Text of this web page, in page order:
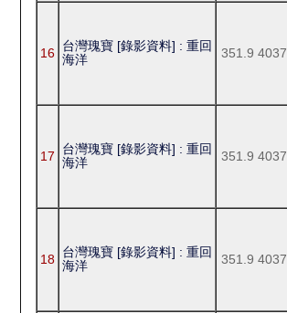
16 台灣瑰寶 [錄影資料] : 重回
海洋
351.9 4037
17
台灣瑰寶 [錄影資料] : 重回
海洋
351.9 4037
18 台灣瑰寶 [錄影資料] : 重回
海洋
351.9 4037